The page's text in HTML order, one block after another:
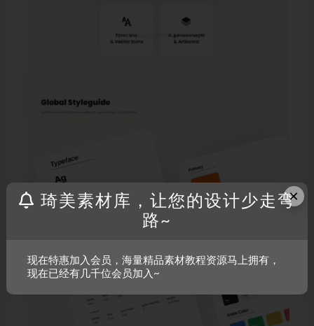
×
琦美素材库，让您的设计少走弯
路~
现在特惠加入会员，海量精品素材教程资源马上拥有，
现在已经有几千位会员加入~